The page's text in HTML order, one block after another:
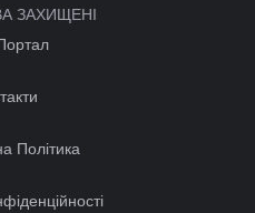
ЗАХИЩЕНІ
Політика